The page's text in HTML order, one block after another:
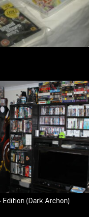
(Dark Archon)